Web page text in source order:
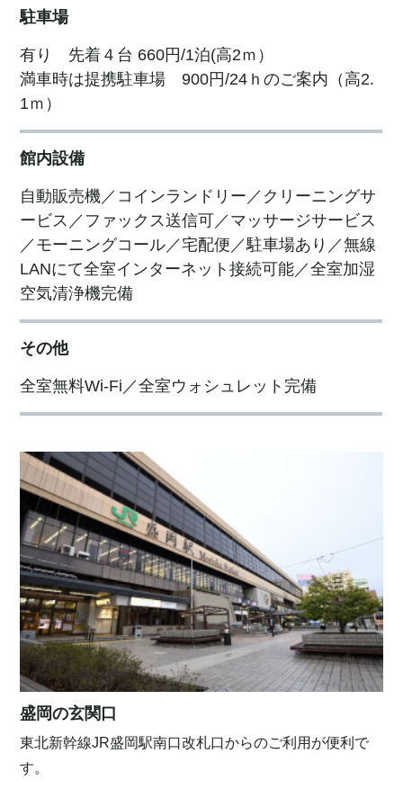
駐車場
有り 先着４台 660円/1泊(高2ｍ）
満車時は提携駐車場 900円/24ｈのご案内（高2.
1ｍ）
館内設備
自動販売機／コインランドリー／クリーニングサ
ービス／ファックス送信可／マッサージサービス
／モーニングコール／宅配便／駐車場あり／無線
LANにて全室インターネット接続可能／全室加湿
空気清浄機完備
その他
全室無料Wi-Fi／全室ウォシュレット完備
盛岡の玄関口
東北新幹線JR盛岡駅南口改札口からのご利用が便利で
す。